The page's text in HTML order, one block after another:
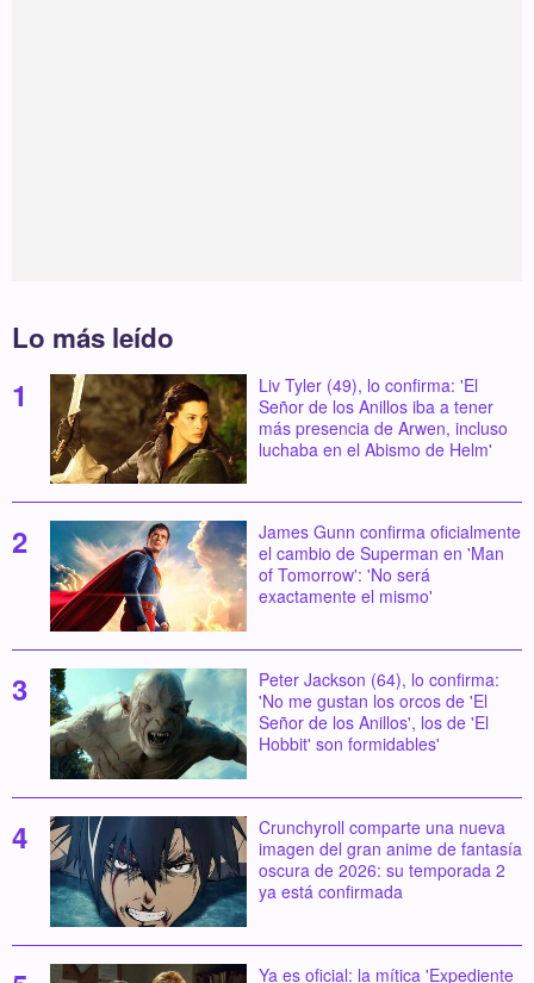
Lo más leído
Liv Tyler (49), lo confirma: 'El
Señor de los Anillos iba a tener
más presencia de Arwen, incluso
luchaba en el Abismo de Helm'
James Gunn confirma oficialmente
el cambio de Superman en 'Man
of Tomorrow': 'No será
exactamente el mismo'
Peter Jackson (64), lo confirma:
'No me gustan los orcos de 'El
Señor de los Anillos', los de 'El
Hobbit' son formidables'
Crunchyroll comparte una nueva
imagen del gran anime de fantasía
oscura de 2026: su temporada 2
ya está confirmada
Ya es oficial: la mítica 'Expediente